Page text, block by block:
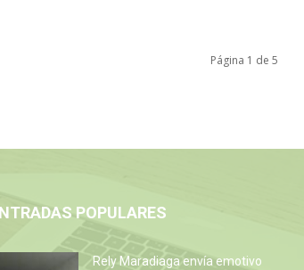
Página 1 de 5
POPULARES
Rely Maradiaga envía emotivo